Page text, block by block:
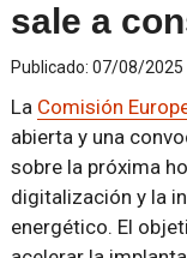
sale a
Publicado: 07/08/2025
La Comisión
abierta y una
sobre la próxima
digitalización y la
energético. El